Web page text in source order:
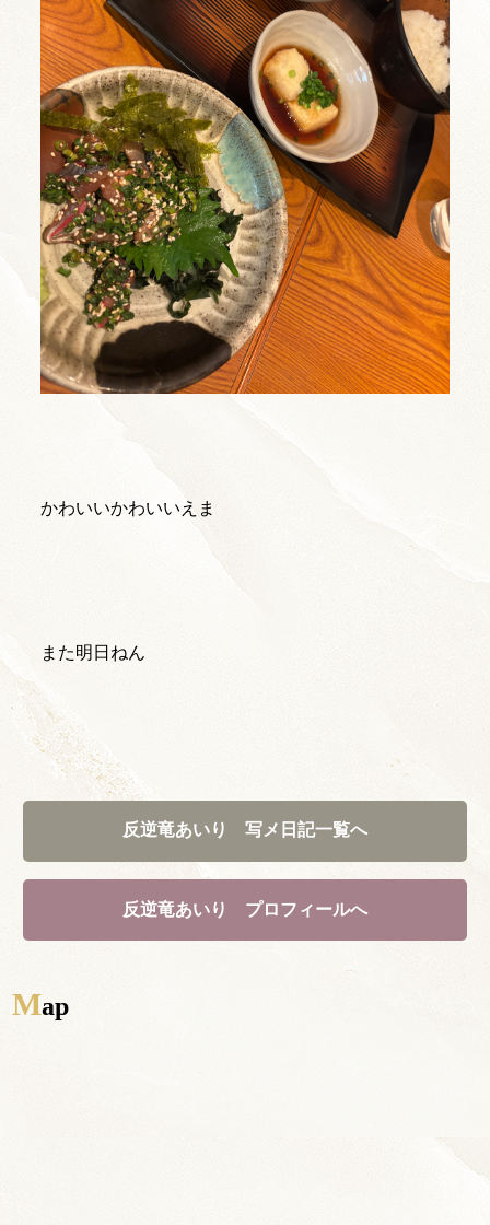
CAST
RECRUIT
CORAM
かわいいかわいいえま
また明日ねん
反逆竜あいり 写メ日記一覧へ
反逆竜あいり プロフィールへ
Map